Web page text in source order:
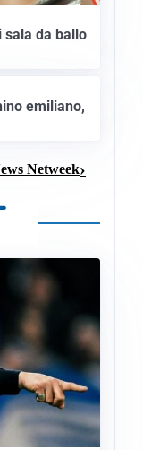
sala da ballo
emiliano,
Netweek